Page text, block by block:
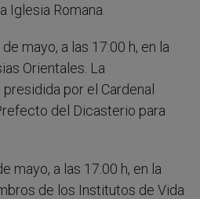
Iglesia Romana.
mayo, a las 17:00 h, en la
Orientales. La
por el Cardenal
del Dicasterio para
mayo, a las 17:00 h, en la
de los Institutos de Vida